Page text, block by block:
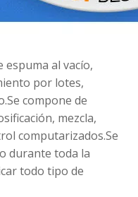
espuma al vacío,
por lotes,
compone de
mezcla,
computarizados.Se
durante toda la
todo tipo de